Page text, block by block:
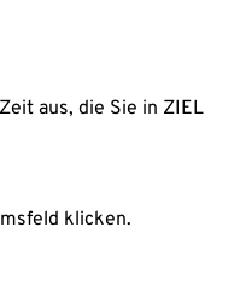
aus, die Sie in ZIEL
klicken.